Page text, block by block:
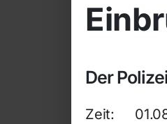
Der
Zeit: